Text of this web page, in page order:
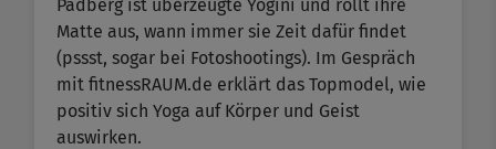
Padberg ist überzeugte Yogini und rollt ihre
Matte aus, wann immer sie Zeit dafür findet
(pssst, sogar bei Fotoshootings). Im Gespräch
mit fitnessRAUM.de erklärt das Topmodel, wie
positiv sich Yoga auf Körper und Geist
auswirken.